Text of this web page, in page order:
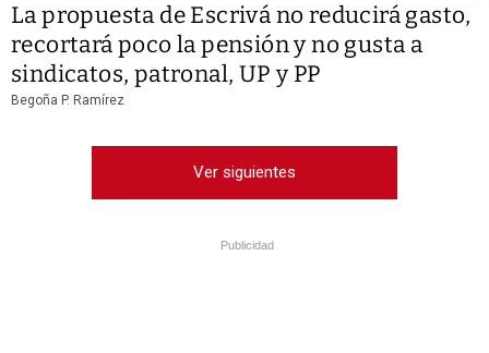
La propuesta de Escrivá no reducirá gasto,
recortará poco la pensión y no gusta a
sindicatos, patronal, UP y PP
Begoña P. Ramírez
Ver siguientes
Publicidad